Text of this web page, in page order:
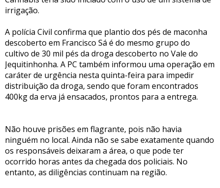
irrigação.
A polícia Civil confirma que plantio dos pés de maconha
descoberto em Francisco Sá é do mesmo grupo do
cultivo de 30 mil pés da droga descoberto no Vale do
Jequitinhonha. A PC também informou uma operação em
caráter de urgência nesta quinta-feira para impedir
distribuição da droga, sendo que foram encontrados
400kg da erva já ensacados, prontos para a entrega.
Não houve prisões em flagrante, pois não havia
ninguém no local. Ainda não se sabe exatamente quando
os responsáveis deixaram a área, o que pode ter
ocorrido horas antes da chegada dos policiais. No
entanto, as diligências continuam na região.